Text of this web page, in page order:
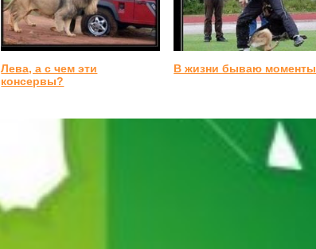
Лева, а с чем эти
консервы?
В жизни бываю моменты